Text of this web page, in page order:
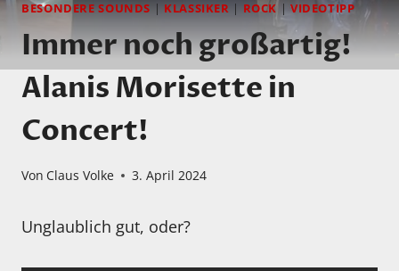
BESONDERE SOUNDS | KLASSIKER | ROCK |VIDEOTIPP
Immer noch großartig!
Alanis Morisette in
Concert!
Von Claus Volke 3. April 2024
Unglaublich gut, oder?